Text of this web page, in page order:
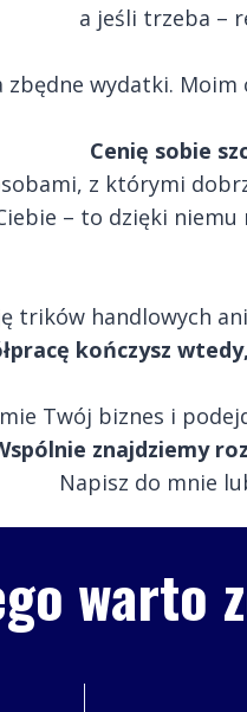
a jeśli trzeba –
zbędne wydatki. Moim
Cenię sobie
z którymi
– to dzięki
trików handlowych
kończysz
Twój biznes i
znajdziemy
Napisz do mnie
warto